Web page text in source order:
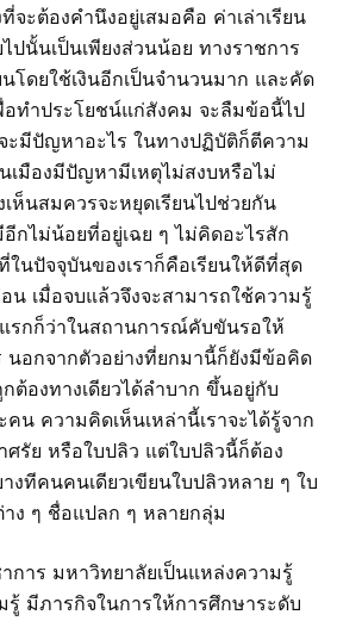
จะต้องคำนึงอยู่เสมอคือ ค่าเล่าเรียน
ปนั้นเป็นเพียงส่วนน้อย ทางราชการ
นโดยใช้เงินอีกเป็นจำนวนมาก และคัด
อทำประโยชน์แก่สังคม จะลืมข้อนี้ไป
ะมีปัญหาอะไร ในทางปฏิบัติก็ตีความ
เมืองมีปัญหามีเหตุไม่สงบหรือไม่
ห็นสมควรจะหยุดเรียนไปช่วยกัน
กไม่น้อยที่อยู่เฉย ๆ ไม่คิดอะไรสัก
ในปัจจุบันของเราก็คือเรียนให้ดีที่สุด
น เมื่อจบแล้วจึงจะสามารถใช้ความรู้
รกก็ว่าในสถานการณ์คับขันรอให้
นอกจากตัวอย่างที่ยกมานี้ก็ยังมีข้อคิด
องทางเดียวได้ลำบาก ขึ้นอยู่กับ
น ความคิดเห็นเหล่านี้เราจะได้รู้จาก
ศรัย หรือใบปลิว แต่ใบปลิวนี้ก็ต้อง
งทีคนคนเดียวเขียนใบปลิวหลาย ๆ ใบ
ง ๆ ชื่อแปลก ๆ หลายกลุ่ม
การ มหาวิทยาลัยเป็นแหล่งความรู้
มีภารกิจในการให้การศึกษาระดับ